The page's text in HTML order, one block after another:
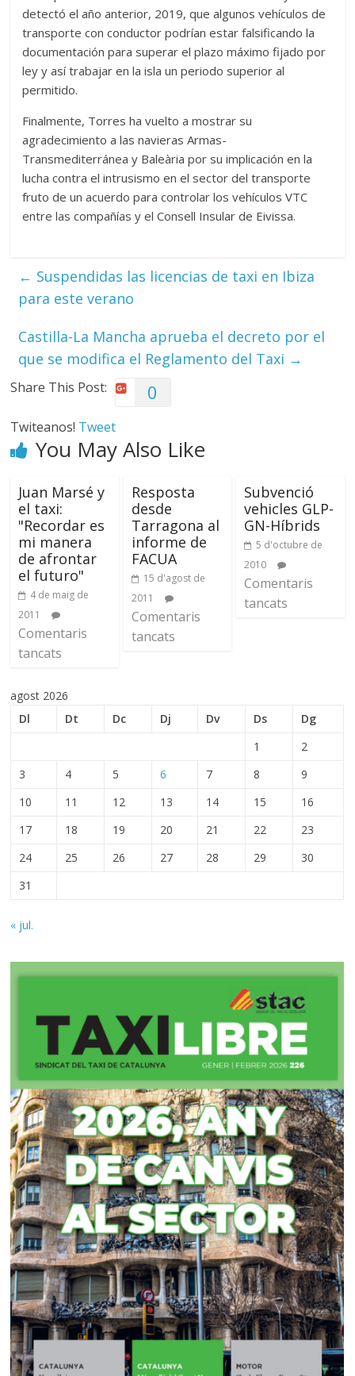
detectó el año anterior, 2019, que algunos vehículos de
transporte con conductor podrían estar falsificando la
documentación para superar el plazo máximo fijado por
ley y así trabajar en la isla un periodo superior al
permitido.
Finalmente, Torres ha vuelto a mostrar su
agradecimiento a las navieras Armas-
Transmediterránea y Baleària por su implicación en la
lucha contra el intrusismo en el sector del transporte
fruto de un acuerdo para controlar los vehículos VTC
entre las compañías y el Consell Insular de Eivissa.
← Suspendidas las licencias de taxi en Ibiza
para este verano
Castilla-La Mancha aprueba el decreto por el
que se modifica el Reglamento del Taxi →
Share This Post: 0
Twiteanos! Tweet
You May Also Like
Juan Marsé y
el taxi:
"Recordar es
mi manera
de afrontar
el futuro"
4 de maig de
2011
Comentaris
tancats
Resposta
desde
Tarragona al
informe de
FACUA
15 d'agost de
2011
Comentaris
tancats
Subvenció
vehicles GLP-
GN-Híbrids
5 d'octubre de
2010
Comentaris
tancats
agost 2026
Dl
Dt Dc Dj Dv Ds
Dg
1
2
3
4 5 6 7 8
9
10
11 12 13 14 15
16
17
18 19 20 21 22
23
24
25 26 27 28 29
30
31
« jul.